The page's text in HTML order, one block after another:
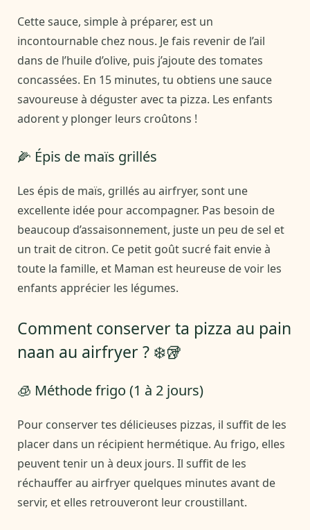
Cette sauce, simple à préparer, est un
incontournable chez nous. Je fais revenir de l’ail
dans de l’huile d’olive, puis j’ajoute des tomates
concassées. En 15 minutes, tu obtiens une sauce
savoureuse à déguster avec ta pizza. Les enfants
adorent y plonger leurs croûtons !
🌽 Épis de maïs grillés
Les épis de maïs, grillés au airfryer, sont une
excellente idée pour accompagner. Pas besoin de
beaucoup d’assaisonnement, juste un peu de sel et
un trait de citron. Ce petit goût sucré fait envie à
toute la famille, et Maman est heureuse de voir les
enfants apprécier les légumes.
Comment conserver ta pizza au pain
naan au airfryer ? ❄️🥡
🧊 Méthode frigo (1 à 2 jours)
Pour conserver tes délicieuses pizzas, il suffit de les
placer dans un récipient hermétique. Au frigo, elles
peuvent tenir un à deux jours. Il suffit de les
réchauffer au airfryer quelques minutes avant de
servir, et elles retrouveront leur croustillant.